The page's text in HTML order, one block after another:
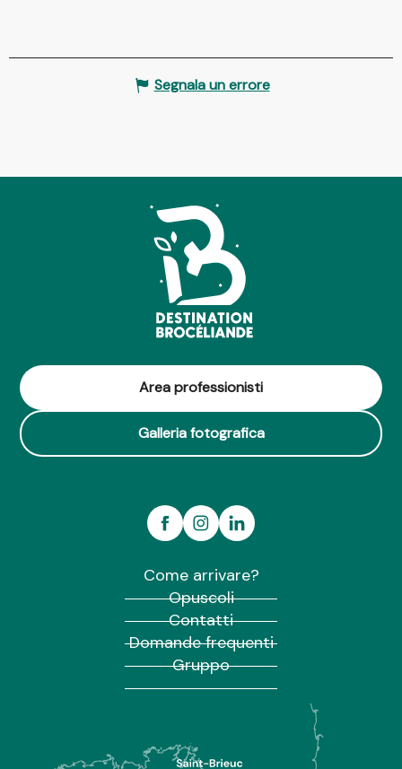
Segnala un errore
Area professionisti
Galleria fotografica
Come arrivare?
Opuscoli
Contatti
Domande frequenti
Gruppo